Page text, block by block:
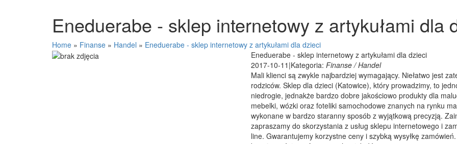
Eneduerabe - sklep internetowy z artykułami dla
Home » Finanse » Handel » Eneduerabe - sklep internetowy z artykułami dla dzieci
Eneduerabe - sklep internetowy z artykułami dla dzieci
2017-10-11 |Kategoria: Finanse / Handel
Mali klienci są zwykle najbardziej wymagający. Niełatwo jest
rodziców. Sklep dla dzieci (Katowice), który prowadzimy, to
niedrogie, jednakże bardzo dobre jakościowo produkty dla
mebelki, wózki oraz foteliki samochodowe znanych na rynku
wykonane w bardzo staranny sposób z wyjątkową precyzją.
zapraszamy do skorzystania z usług sklepu internetowego i
line. Gwarantujemy korzystne ceny i szybką wysyłkę